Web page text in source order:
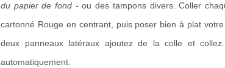
du papier de fond -ou des tampons divers. Coller
cartonné Rouge en centrant, puis poser bien à plat
deux panneaux latéraux ajoutez de la colle et
automatiquement.